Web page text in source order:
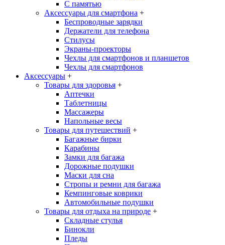
С памятью
Аксессуары для смартфона +
Беспроводные зарядки
Держатели для телефона
Стилусы
Экраны-проекторы
Чехлы для смартфонов и планшетов
Чехлы для смартфонов
Аксессуары +
Товары для здоровья +
Аптечки
Таблетницы
Массажеры
Напольные весы
Товары для путешествий +
Багажные бирки
Карабины
Замки для багажа
Дорожные подушки
Маски для сна
Стропы и ремни для багажа
Кемпинговые коврики
Автомобильные подушки
Товары для отдыха на природе +
Складные стулья
Бинокли
Пледы